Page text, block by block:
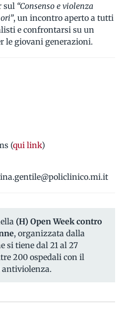
sul “Consenso e violenza
, un incontro aperto a tutti
e confrontarsi su un
le giovani generazioni.
(qui link)
(H) Open Week contro
, organizzata dalla
si tiene dal 21 al 27
200 ospedali con il
antiviolenza.